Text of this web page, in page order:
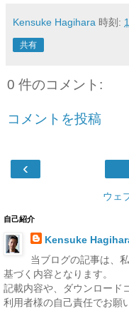
Kensuke Hagihara 時刻:
共有
0 件のコメント:
コメントを投稿
‹
ウェ
自己紹介
Kensuke
当ブログの記事は、
基づく内容となります。
記載内容や、ダウンロード
利用者様の自己責任でお願